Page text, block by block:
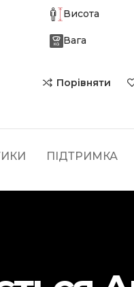
Висота
Вага
Порівняти
ПІДТРИМКА